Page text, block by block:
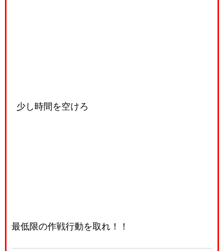
少し時間を空けろ
最低限の作戦行動を取れ！！